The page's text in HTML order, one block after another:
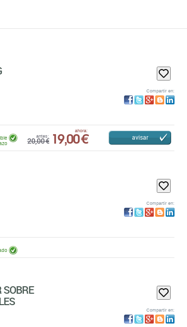
Compartir en:
antes:
20,00 €
ahora:
19,00 € avisar
Compartir en:
Compartir en: